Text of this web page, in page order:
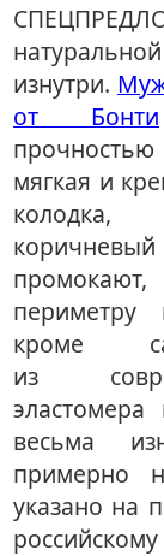
изнутри.
от Бонти
мягкая и
кроме
из
весьма
примерно
указано на